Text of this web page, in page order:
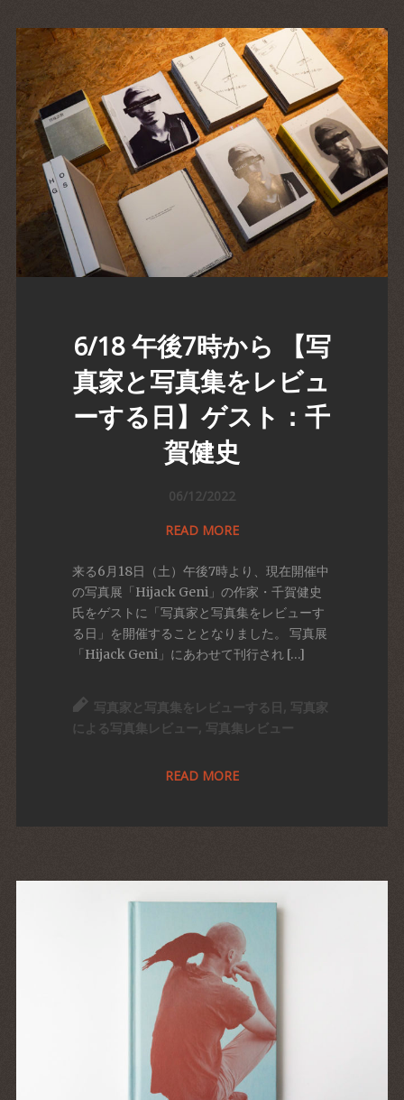
6/18 午後7時から 【写
真家と写真集をレビュ
ーする日】ゲスト：千
賀健史
06/12/2022
READ MORE
来る6月18日（土）午後7時より、現在開催中
の写真展「Hijack Geni」の作家・千賀健史
氏をゲストに「写真家と写真集をレビューす
る日」を開催することとなりました。 写真展
「Hijack Geni」にあわせて刊行され […]
写真家と写真集をレビューする日 , 写真家
による写真集レビュー, 写真集レビュー
READ MORE